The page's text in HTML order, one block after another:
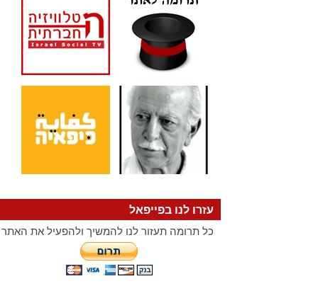
עזרו לנו בפייפאל
כל תרומה תעזור לנו להמשיך ולהפעיל את האתר